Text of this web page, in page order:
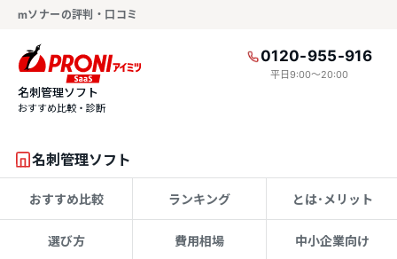
mソナーの評判・口コミ
0120-955-916
平日9:00〜20:00
名刺管理ソフト
おすすめ比較・診断
名刺管理ソフト
おすすめ比較 ランキング とは･メリット
選び方 費用相場
中小企業向け